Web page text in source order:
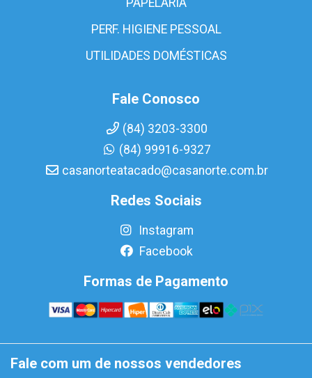
PAPELARIA
PERF. HIGIENE PESSOAL
UTILIDADES DOMÉSTICAS
Fale Conosco
(84) 3203-3300
(84) 99916-9327
casanorteatacado@casanorte.com.br
Redes Sociais
Instagram
Facebook
Formas de Pagamento
Fale com um de nossos vendedores